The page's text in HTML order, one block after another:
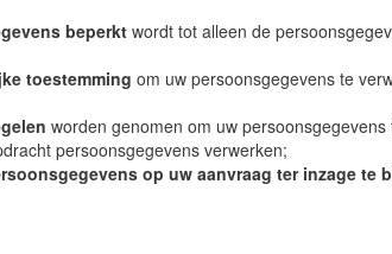
beperktwordt tot alleen de
toestemming om uw persoonsgegevens te
worden genomen om uw
persoonsgegevens verwerken;
op uw aanvraag ter inzage te